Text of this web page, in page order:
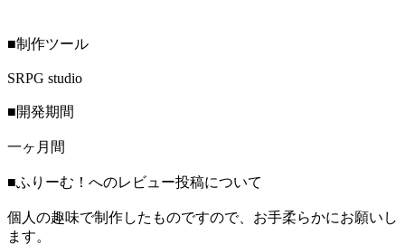
■制作ツール
SRPG studio
■開発期間
一ヶ月間
■ふりーむ！へのレビュー投稿について
個人の趣味で制作したものですので、お手柔らかにお願いし
ます。